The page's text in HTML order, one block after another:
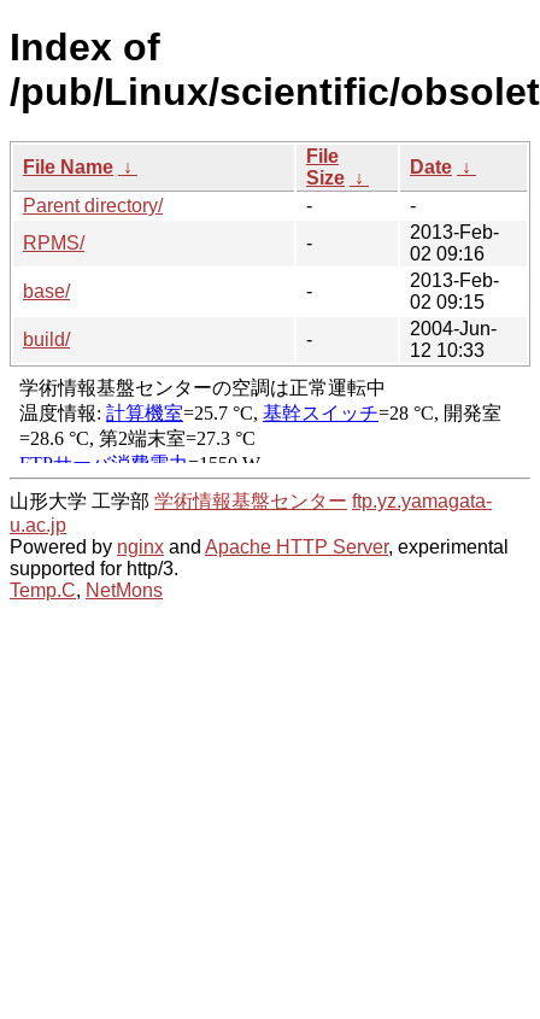
Index of
/pub/Linux/scientific/
File Name ↓
File
Size ↓
Date ↓
Parent directory/
-
-
RPMS/
-
2013-Feb-
02 09:16
base/
-
2013-Feb-
02 09:15
build/
-
2004-Jun-
12 10:33
山形大学 工学部 学術情報基盤センター ftp.yz.yamagata-
u.ac.jp
Powered by nginx and Apache HTTP Server, experimental
supported for http/3.
Temp.C, NetMons